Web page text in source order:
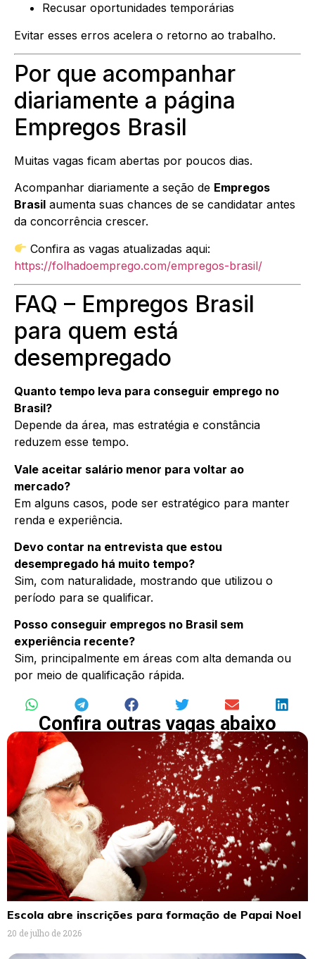
Recusar oportunidades temporárias
Evitar esses erros acelera o retorno ao trabalho.
Por que acompanhar
diariamente a página
Empregos Brasil
Muitas vagas ficam abertas por poucos dias.
Acompanhar diariamente a seção de Empregos
Brasil aumenta suas chances de se candidatar antes
da concorrência crescer.
Confira as vagas atualizadas aqui:
https://folhadoemprego.com/empregos-brasil/
FAQ – Empregos Brasil
para quem está
desempregado
Quanto tempo leva para conseguir emprego no
Brasil?
Depende da área, mas estratégia e constância
reduzem esse tempo.
Vale aceitar salário menor para voltar ao
mercado?
Em alguns casos, pode ser estratégico para manter
renda e experiência.
Devo contar na entrevista que estou
desempregado há muito tempo?
Sim, com naturalidade, mostrando que utilizou o
período para se qualificar.
Posso conseguir empregos no Brasil sem
experiência recente?
Sim, principalmente em áreas com alta demanda ou
por meio de qualificação rápida.
Confira outras vagas abaixo
Escola abre inscrições para formação de Papai Noel
20 de julho de 2026